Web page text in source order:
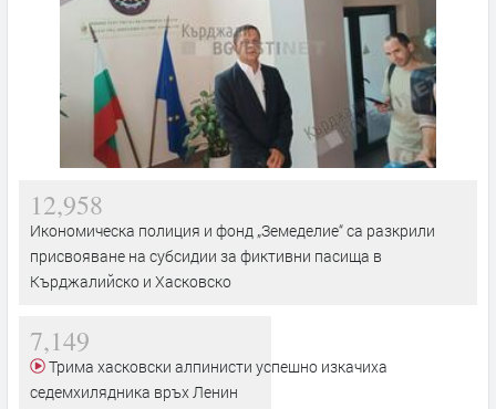
12,958
Икономическа полиция и фонд „Земеделие“ са разкрили
присвояване на субсидии за фиктивни пасища в
Кърджалийско и Хасковско
7,149
седемхилядника връх Ленин